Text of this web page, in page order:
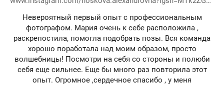
Невероятный первый опыт с профессиональным
фотографом. Мария очень к себе расположила ,
раскрепостила, помогла подобрать позы. Вся команда
хорошо поработала над моим образом, просто
волшебницы! Посмотри на себя со стороны и полюби
себя еще сильнее. Еще бы много раз повторила этот
опыт. Огромное ,сердечное спасибо , у меня